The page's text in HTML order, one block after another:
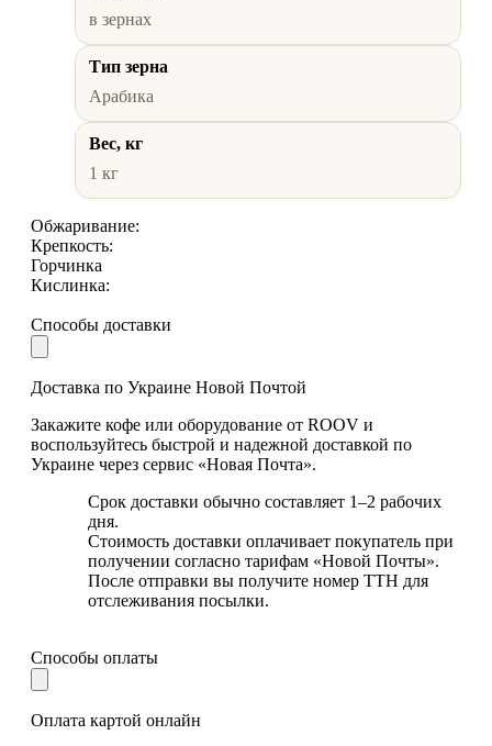
в зернах
Тип зерна
Арабика
Вес, кг
1 кг
Обжаривание:
Крепкость:
Горчинка
Кислинка:
Способы доставки
Доставка по Украине Новой Почтой
Закажите кофе или оборудование от ROOV и
воспользуйтесь быстрой и надежной доставкой по
Украине через сервис «Новая Почта».
Срок доставки обычно составляет 1–2 рабочих
дня.
Стоимость доставки оплачивает покупатель при
получении согласно тарифам «Новой Почты».
После отправки вы получите номер ТТН для
отслеживания посылки.
Способы оплаты
Оплата картой онлайн